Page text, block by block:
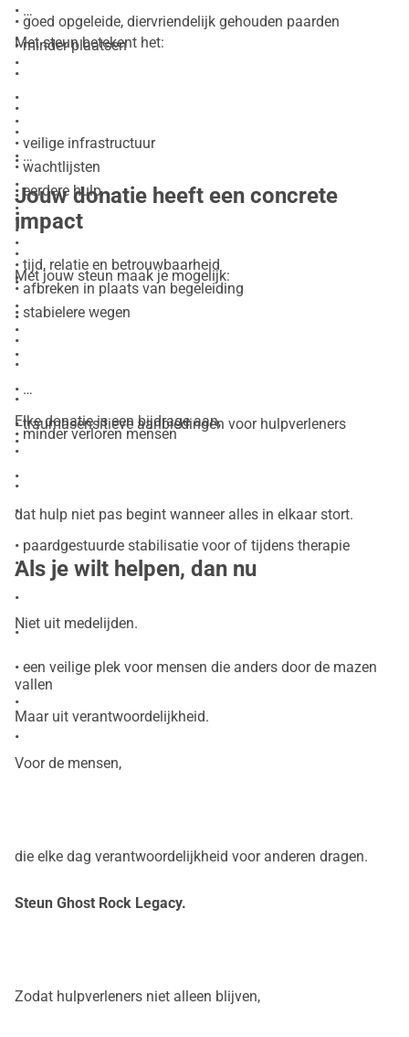
• goed opgeleide, diervriendelijk gehouden paarden
•
•
•
• veilige infrastructuur
•
•
•
• tijd, relatie en betrouwbaarheid
•
•
•
• minder plaatsen
•
•
•
• wachtlijsten
•
•
•
• afbreken in plaats van begeleiding
•
•
Met steun betekent het:
•
•
• eerdere hulp
•
•
•
• stabielere wegen
•
•
•
• minder verloren mensen
•
•
Jouw donatie heeft een concrete
impact
Met jouw steun maak je mogelijk:
•
•
• traumasensitieve aanbiedingen voor hulpverleners
•
•
•
• paardgestuurde stabilisatie voor of tijdens therapie
•
•
•
• een veilige plek voor mensen die anders door de mazen
vallen
•
•
Elke donatie is een bijdrage aan,
dat hulp niet pas begint wanneer alles in elkaar stort.
Als je wilt helpen, dan nu
Niet uit medelijden.
Maar uit verantwoordelijkheid.
Voor de mensen,
die elke dag verantwoordelijkheid voor anderen dragen.
Steun Ghost Rock Legacy.
Zodat hulpverleners niet alleen blijven,